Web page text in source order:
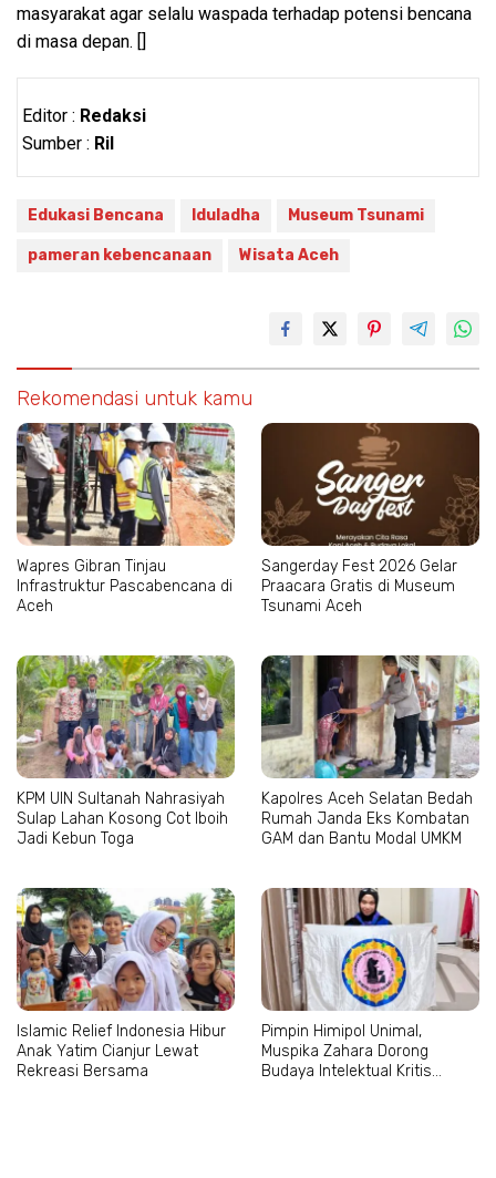
masyarakat agar selalu waspada terhadap potensi bencana
di masa depan. []
Editor : Redaksi
Sumber : Ril
Edukasi Bencana Iduladha Museum Tsunami
pameran kebencanaan Wisata Aceh
Rekomendasi untuk kamu
Wapres Gibran Tinjau
Infrastruktur Pascabencana di
Aceh
Sangerday Fest 2026 Gelar
Praacara Gratis di Museum
Tsunami Aceh
KPM UIN Sultanah Nahrasiyah
Sulap Lahan Kosong Cot Iboih
Jadi Kebun Toga
Kapolres Aceh Selatan Bedah
Rumah Janda Eks Kombatan
GAM dan Bantu Modal UMKM
Islamic Relief Indonesia Hibur
Anak Yatim Cianjur Lewat
Rekreasi Bersama
Pimpin Himipol Unimal,
Muspika Zahara Dorong
Budaya Intelektual Kritis